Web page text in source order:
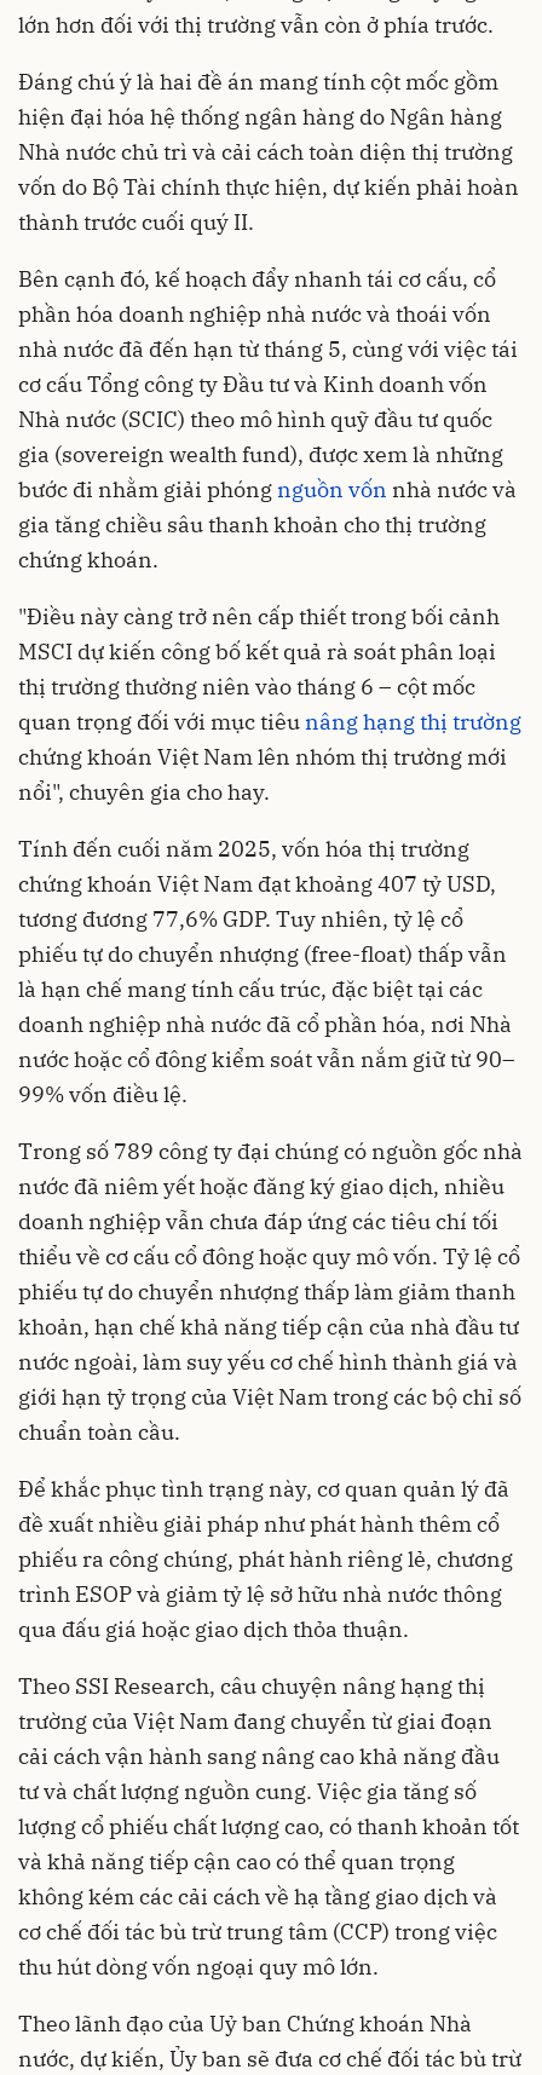
lớn hơn đối với thị trường vẫn còn ở phía trước.
Đáng chú ý là hai đề án mang tính cột mốc gồm
hiện đại hóa hệ thống ngân hàng do Ngân hàng
Nhà nước chủ trì và cải cách toàn diện thị trường
vốn do Bộ Tài chính thực hiện, dự kiến phải hoàn
thành trước cuối quý II.
Bên cạnh đó, kế hoạch đẩy nhanh tái cơ cấu, cổ
phần hóa doanh nghiệp nhà nước và thoái vốn
nhà nước đã đến hạn từ tháng 5, cùng với việc tái
cơ cấu Tổng công ty Đầu tư và Kinh doanh vốn
Nhà nước (SCIC) theo mô hình quỹ đầu tư quốc
gia (sovereign wealth fund), được xem là những
bước đi nhằm giải phóngnguồn vốn nhà nước và
gia tăng chiều sâu thanh khoản cho thị trường
chứng khoán.
"Điều này càng trở nên cấp thiết trong bối cảnh
MSCI dự kiến công bố kết quả rà soát phân loại
thị trường thường niên vào tháng 6 – cột mốc
quan trọng đối với mục tiêunâng hạng thị trường
chứng khoán Việt Nam lên nhóm thị trường mới
nổi", chuyên gia cho hay.
Tính đến cuối năm 2025, vốn hóa thị trường
chứng khoán Việt Nam đạt khoảng 407 tỷ USD,
tương đương 77,6% GDP. Tuy nhiên, tỷ lệ cổ
phiếu tự do chuyển nhượng (free-float) thấp vẫn
là hạn chế mang tính cấu trúc, đặc biệt tại các
doanh nghiệp nhà nước đã cổ phần hóa, nơi Nhà
nước hoặc cổ đông kiểm soát vẫn nắm giữ từ 90–
99% vốn điều lệ.
Trong số 789 công ty đại chúng có nguồn gốc nhà
nước đã niêm yết hoặc đăng ký giao dịch, nhiều
doanh nghiệp vẫn chưa đáp ứng các tiêu chí tối
thiểu về cơ cấu cổ đông hoặc quy mô vốn. Tỷ lệ cổ
phiếu tự do chuyển nhượng thấp làm giảm thanh
khoản, hạn chế khả năng tiếp cận của nhà đầu tư
nước ngoài, làm suy yếu cơ chế hình thành giá và
giới hạn tỷ trọng của Việt Nam trong các bộ chỉ số
chuẩn toàn cầu.
Để khắc phục tình trạng này, cơ quan quản lý đã
đề xuất nhiều giải pháp như phát hành thêm cổ
phiếu ra công chúng, phát hành riêng lẻ, chương
trình ESOP và giảm tỷ lệ sở hữu nhà nước thông
qua đấu giá hoặc giao dịch thỏa thuận.
Theo SSI Research, câu chuyện nâng hạng thị
trường của Việt Nam đang chuyển từ giai đoạn
cải cách vận hành sang nâng cao khả năng đầu
tư và chất lượng nguồn cung. Việc gia tăng số
lượng cổ phiếu chất lượng cao, có thanh khoản tốt
và khả năng tiếp cận cao có thể quan trọng
không kém các cải cách về hạ tầng giao dịch và
cơ chế đối tác bù trừ trung tâm (CCP) trong việc
thu hút dòng vốn ngoại quy mô lớn.
Theo lãnh đạo của Uỷ ban Chứng khoán Nhà
nước, dự kiến, Ủy ban sẽ đưa cơ chế đối tác bù trừ